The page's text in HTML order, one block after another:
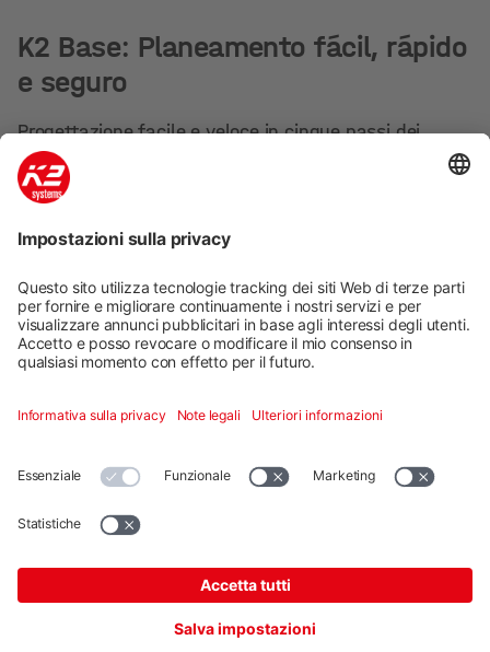
K2 Base: Planeamento fácil, rápido
e seguro
Progettazione facile e veloce in cinque passi dei
sistemi di montaggio K2 per tetti inclinati e piani. Il
nostro strumento di pianificazione gratuito K2 Base
progetto. L'integrazione di Google Maps e gli
strumenti di disegno grafico supportano e facilitano
la vostra pianificazione.
Iniziare a pianificare Di più
Sistemi di montaggio
Servizi digitali